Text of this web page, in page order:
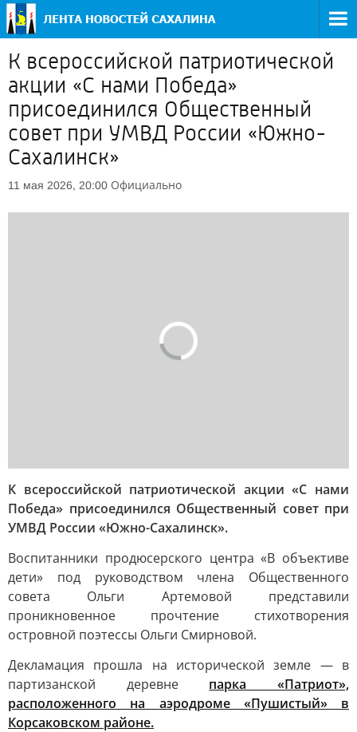
К всероссийской патриотической
акции «С нами Победа»
присоединился Общественный
совет при УМВД России «Южно-
Сахалинск»
11 мая 2026, 20:00 Официально
К всероссийской патриотической акции «С нами
Победа» присоединился Общественный совет при
УМВД России «Южно-Сахалинск».
Воспитанники продюсерского центра «В объективе
дети» под руководством члена Общественного
совета Ольги Артемовой представили
проникновенное прочтение стихотворения
островной поэтессы Ольги Смирновой.
Декламация прошла на исторической земле — в
партизанской деревне парка «Патриот»,
расположенного на аэродроме «Пушистый» в
Корсаковском районе.